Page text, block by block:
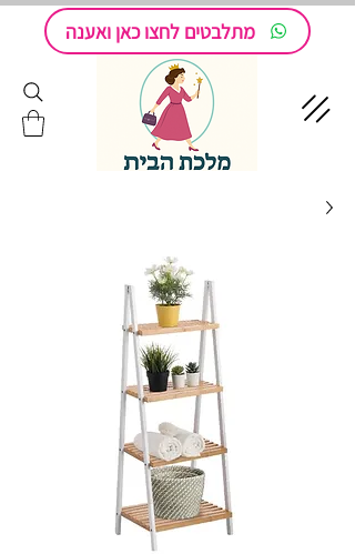
מתלבטים לחצו כאן ואענה